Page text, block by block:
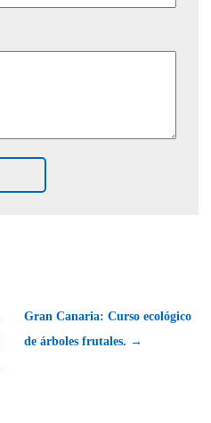
Gran Canaria: Curso ecológico
de árboles frutales. →